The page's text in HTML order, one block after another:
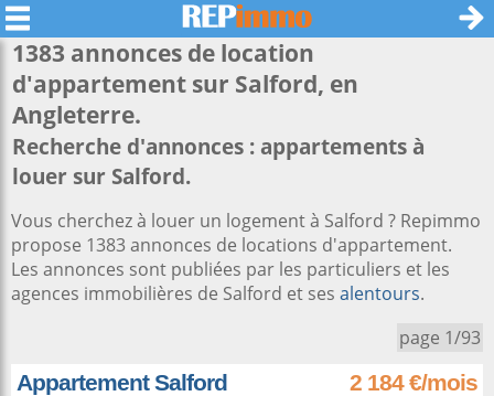
1383 annonces de location
d'appartement sur Salford, en
Angleterre.
Recherche d'annonces : appartements à
louer sur Salford.
Vous cherchez à louer un logement à Salford ? Repimmo
propose 1383 annonces de locations d'appartement.
Les annonces sont publiées par les particuliers et les
agences immobilières de Salford et ses alentours.
page 1/93
Appartement Salford 2 184 €/mois